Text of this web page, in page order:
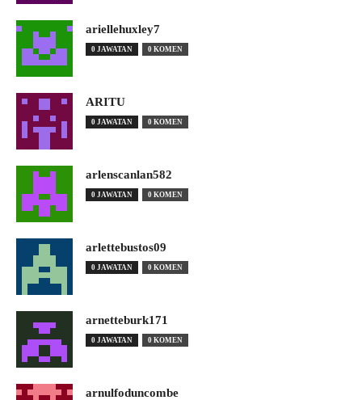
ariellehuxley7
0 JAWATAN 0 KOMEN
ARITU
0 JAWATAN 0 KOMEN
arlenscanlan582
0 JAWATAN 0 KOMEN
arlettebustos09
0 JAWATAN 0 KOMEN
arnetteburk171
0 JAWATAN 0 KOMEN
arnulfoduncombe